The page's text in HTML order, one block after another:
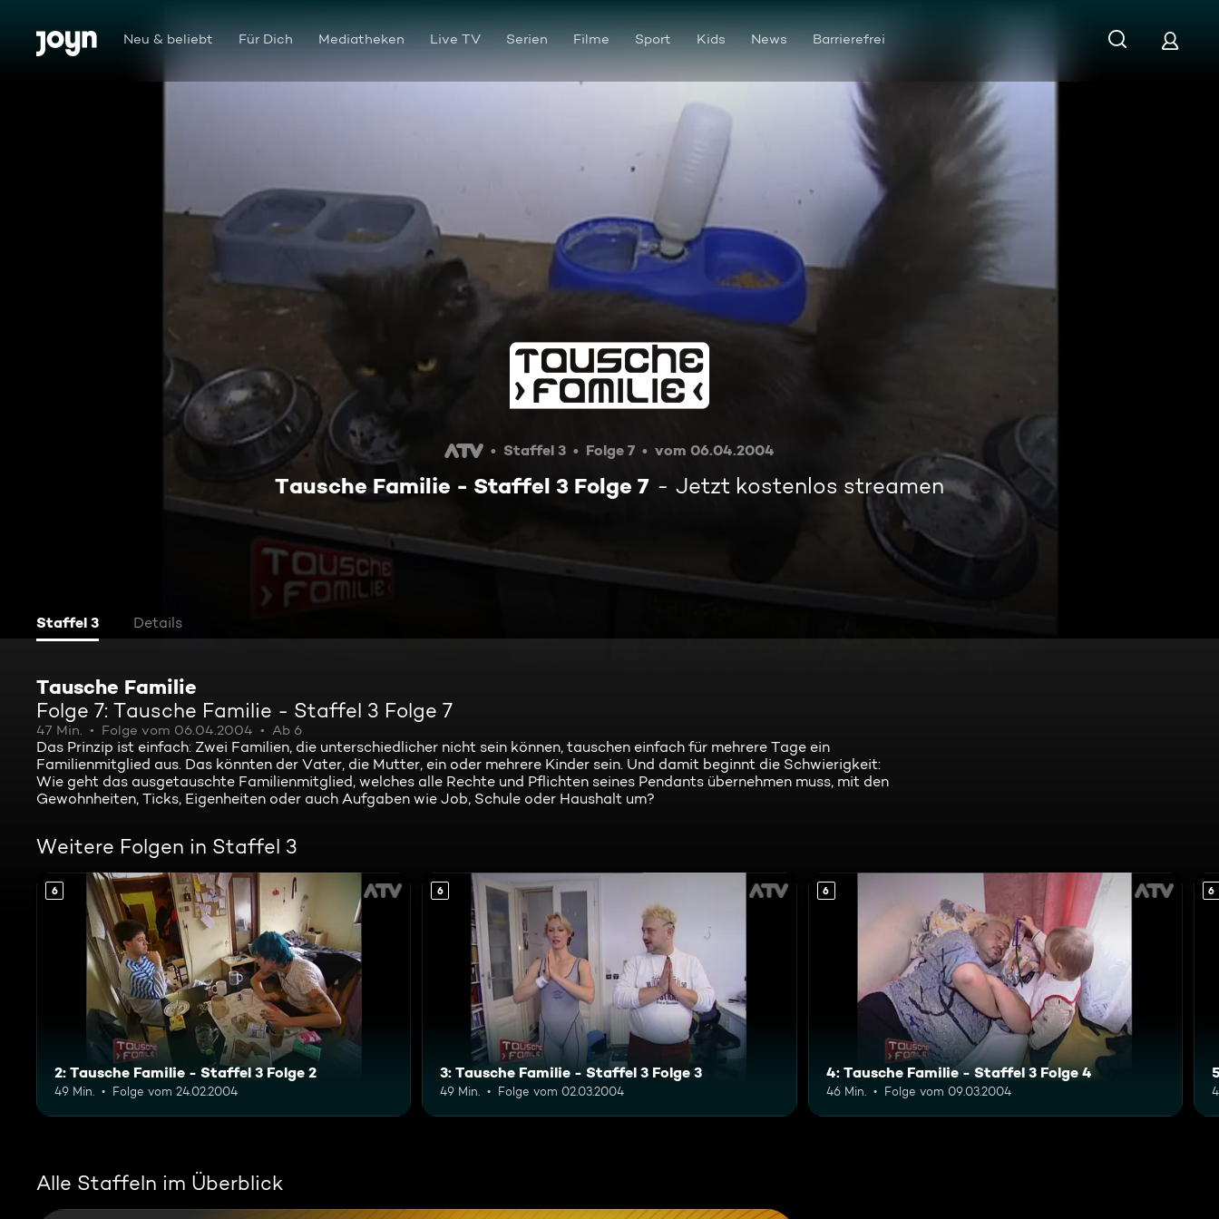
Zum Inhalt springen
Barrierefrei Neu & beliebt Für Dich Mediatheken Live TV Serien Filme Sport Kids News Barrierefrei
Tausche Familie - Staffel 3 Folge 7
Staffel 3 Folge 7 vom 06.04.2004
Tausche Familie - Staffel 3 Folge 7 Jetzt kostenlos streamen
Staffel 3 Details
Tausche Familie
Folge 7: Tausche Familie - Staffel 3 Folge 7
47 Min. Folge vom 06.04.2004 Ab 6
Das Prinzip ist einfach: Zwei Familien, die unterschiedlicher nicht sein können, tauschen einfach für mehrere Tage ein
Familienmitglied aus. Das könnten der Vater, die Mutter, ein oder mehrere Kinder sein. Und damit beginnt die Schwierigkeit:
Wie geht das ausgetauschte Familienmitglied, welches alle Rechte und Pflichten seines Pendants übernehmen muss, mit den
Gewohnheiten, Ticks, Eigenheiten oder auch Aufgaben wie Job, Schule oder Haushalt um?
Weitere Folgen in Staffel 3
6
2: Tausche Familie - Staffel 3 Folge 2
49 Min. Folge vom 24.02.2004
6
3: Tausche Familie - Staffel 3 Folge 3
49 Min. Folge vom 02.03.2004
6
4: Tausche Familie - Staffel 3 Folge 4
46 Min. Folge vom 09.03.2004
6
Alle Staffeln im Überblick